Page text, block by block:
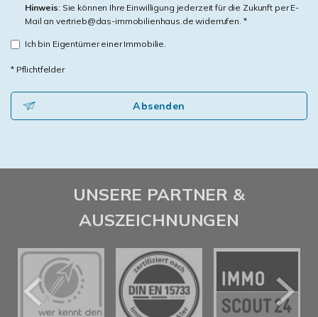
Hinweis: Sie können Ihre Einwilligung jederzeit für die Zukunft per E-
Mail an vertrieb@das-immobilienhaus.de widerrufen. *
Ich bin Eigentümer einer Immobilie.
* Pflichtfelder
Absenden
UNSERE PARTNER &
AUSZEICHNUNGEN